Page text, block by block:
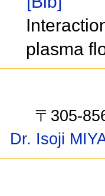
plasma
〒305-
Dr. Isoji